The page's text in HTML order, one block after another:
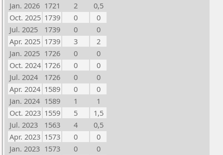
Jan. 2026 1721 2
0,5
Oct. 2025 1739 0
0
Jul. 2025
1739 0
0
Apr. 2025 1739 3
2
Jan. 2025 1726 0
0
Oct. 2024 1726 0
0
Jul. 2024
1726 0
0
Apr. 2024 1589 0
0
Jan. 2024 1589 1
1
Oct. 2023 1559 5
1,5
Jul. 2023
1563 4
0,5
Apr. 2023 1573 0
0
Jan. 2023 1573 0
0